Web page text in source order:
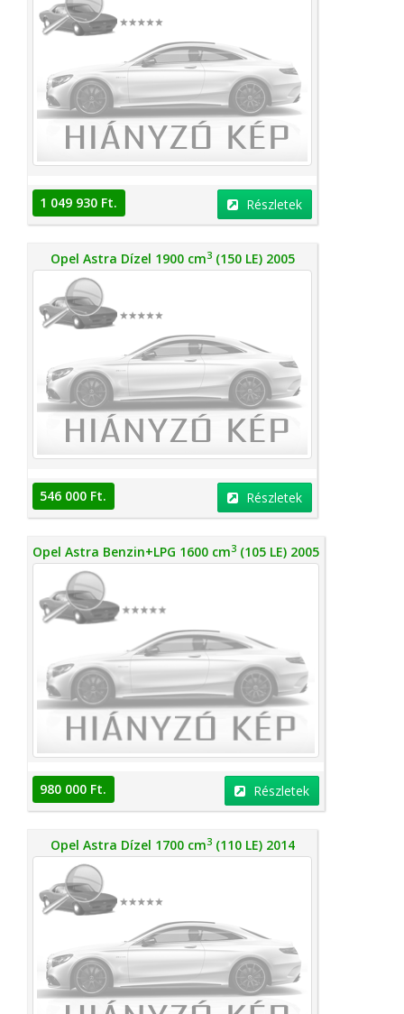
1 049 930 Ft. Részletek
Opel Astra Dízel 1900 cm3(150 LE) 2005
546 000 Ft. Részletek
Opel Astra Benzin+LPG 1600 cm3 (105 LE) 2005
980 000 Ft. Részletek
Opel Astra Dízel 1700 cm3(110 LE) 2014